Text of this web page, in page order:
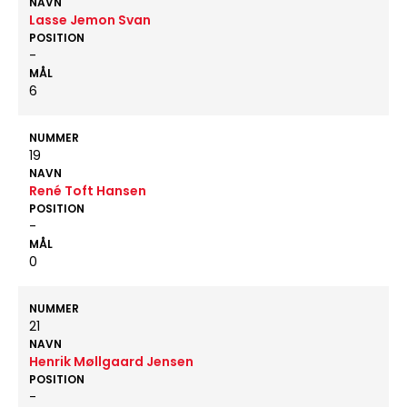
Lasse Jemon Svan
POSITION
-
MÅL
6
NUMMER
19
NAVN
René Toft Hansen
POSITION
-
MÅL
0
NUMMER
21
NAVN
Henrik Møllgaard Jensen
POSITION
-